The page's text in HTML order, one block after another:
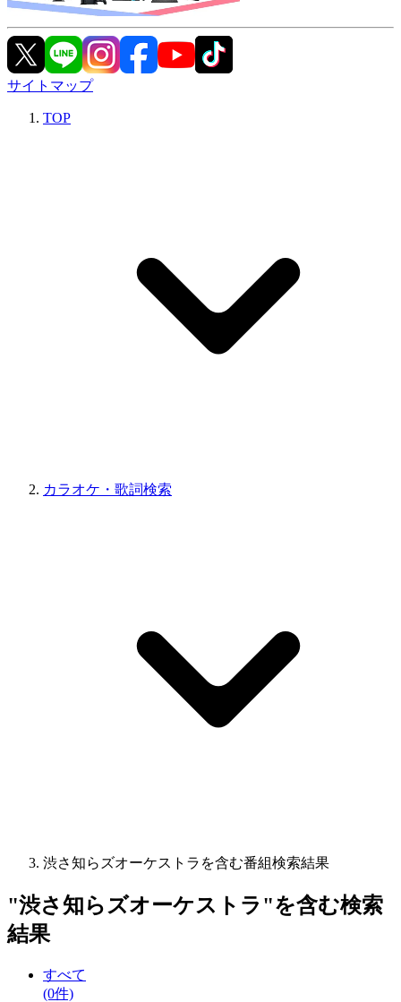
サイトマップ
TOP
カラオケ・歌詞検索
渋さ知らズオーケストラを含む番組検索結果
"渋さ知らズオーケストラ "を含む検索
結果
すべて
(0件)